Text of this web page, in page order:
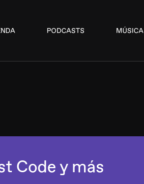
PODCASTS MÚSICA
Code y más